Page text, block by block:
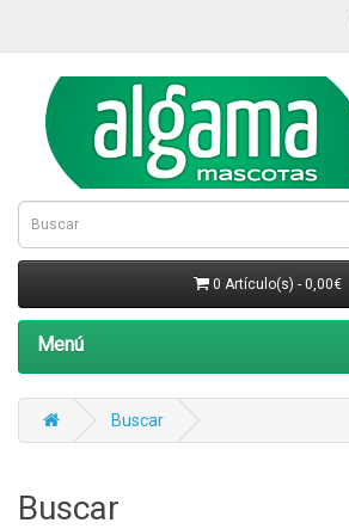
0 Artículo(s) - 0,00€
Menú
Buscar
Buscar